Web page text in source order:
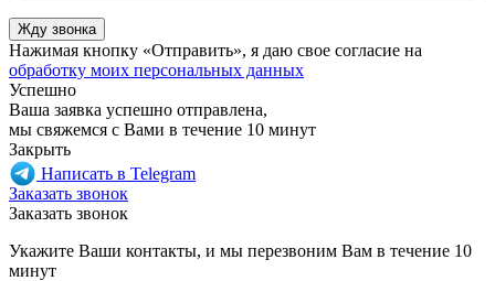
Нажимая кнопку «Отправить», я даю свое согласие на
обработку моих персональных данных
Успешно
Ваша заявка успешно отправлена,
мы свяжемся с Вами в течение 10 минут
Закрыть
Написать в Telegram
Заказать звонок
Заказать звонок
Укажите Ваши контакты, и мы перезвоним Вам в течение 10
минут